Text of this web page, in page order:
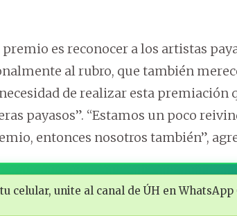
es reconocer a los artistas
al rubro, que también
de realizar esta premiación
payasos”. “Estamos un poco
entonces nosotros también”,
celular, unite al canal de ÚH en WhatsApp